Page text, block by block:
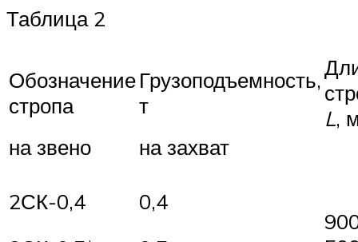
Таблица 2
Обозначение
стропа
Грузоподъемность,
т
L,
на звено
на захват
2СК-0,4
0,4